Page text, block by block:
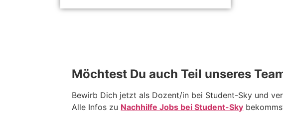
Möchtest Du auch Teil unseres
Bewirb Dich jetzt als Dozent/in bei Student-Sky und
Alle Infos zu Nachhilfe Jobs bei Student-Sky